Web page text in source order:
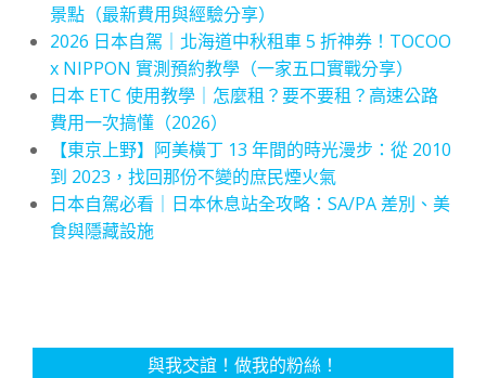
景點（最新費用與經驗分享）
2026 日本自駕｜北海道中秋租車 5 折神券！TOCOO
x NIPPON 實測預約教學（一家五口實戰分享）
日本 ETC 使用教學｜怎麼租？要不要租？高速公路
費用一次搞懂（2026）
【東京上野】阿美橫丁 13 年間的時光漫步：從 2010
到 2023，找回那份不變的庶民煙火氣
日本自駕必看｜日本休息站全攻略：SA/PA 差別、美
食與隱藏設施
與我交誼！做我的粉絲！